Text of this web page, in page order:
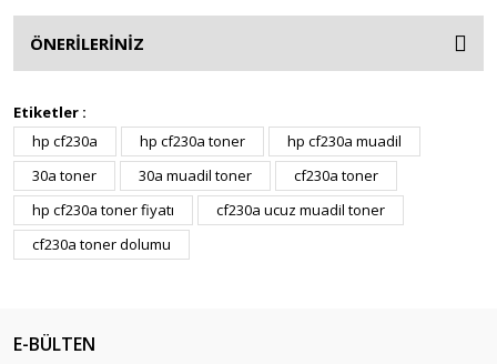
ÖNERİLERİNİZ
Etiketler :
hp cf230a
hp cf230a toner
hp cf230a muadil
30a toner
30a muadil toner
cf230a toner
hp cf230a toner fiyatı
cf230a ucuz muadil toner
cf230a toner dolumu
E-BÜLTEN